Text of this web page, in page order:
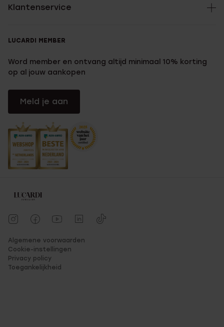
Klantenservice
LUCARDI MEMBER
Word member en ontvang altijd minimaal 10% korting
op al jouw aankopen
Meld je aan
Algemene voorwaarden
Cookie-instellingen
Privacy policy
Toegankelijkheid